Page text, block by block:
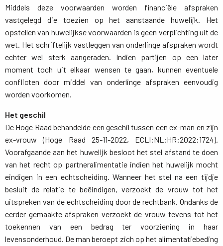
Middels deze voorwaarden worden financiële afspraken
vastgelegd die toezien op het aanstaande huwelijk. Het
opstellen van huwelijkse voorwaarden is geen verplichting uit de
wet. Het schriftelijk vastleggen van onderlinge afspraken wordt
echter wel sterk aangeraden. Indien partijen op een later
moment toch uit elkaar wensen te gaan, kunnen eventuele
conflicten door middel van onderlinge afspraken eenvoudig
worden voorkomen.
Het geschil
De Hoge Raad behandelde een geschil tussen een ex-man en zijn
ex-vrouw (Hoge Raad 25-11-2022, ECLI:NL:HR:2022:1724).
Voorafgaande aan het huwelijk besloot het stel afstand te doen
van het recht op partneralimentatie indien het huwelijk mocht
eindigen in een echtscheiding. Wanneer het stel na een tijdje
besluit de relatie te beëindigen, verzoekt de vrouw tot het
uitspreken van de echtscheiding door de rechtbank. Ondanks de
eerder gemaakte afspraken verzoekt de vrouw tevens tot het
toekennen van een bedrag ter voorziening in haar
levensonderhoud. De man beroept zich op het alimentatiebeding